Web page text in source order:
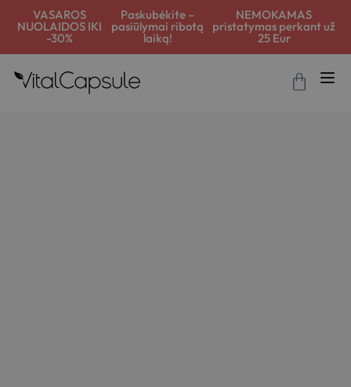
VASAROS
NUOLAIDOS IKI
-30%
Paskubėkite –
pasiūlymai ribotą
laiką!
NEMOKAMAS
pristatymas perkant už
25 Eur